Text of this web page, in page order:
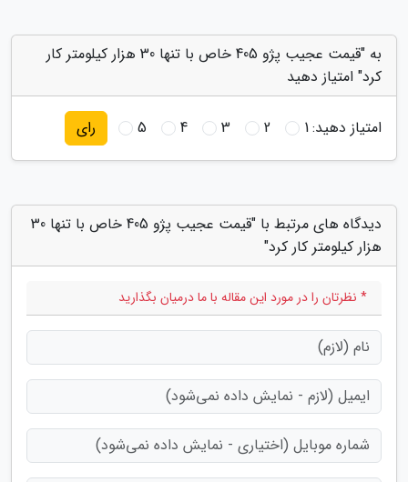
به "قیمت عجیب پژو 405 خاص با تنها 30 هزار کیلومتر کار
کرد" امتیاز دهید
امتیاز دهید:1
2
3
4
5 رای
دیدگاه های مرتبط با "قیمت عجیب پژو 405 خاص با تنها 30
هزار کیلومتر کار کرد"
* نظرتان را در مورد این مقاله با ما درمیان بگذارید